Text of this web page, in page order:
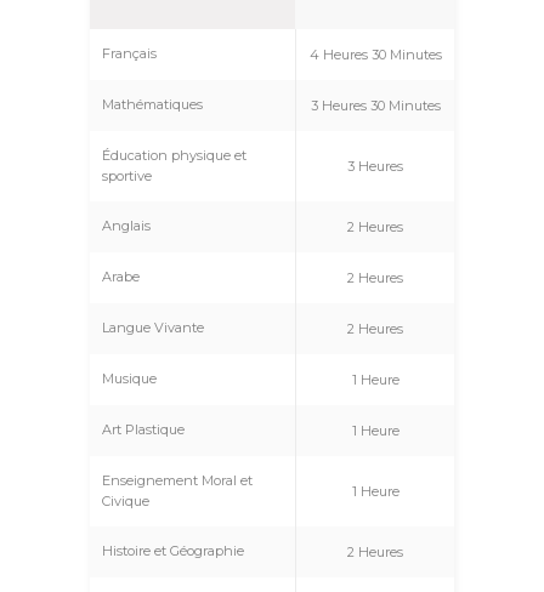
Français 4 Heures 30 Minutes
Mathématiques 3 Heures 30 Minutes
Éducation physique et
sportive
3 Heures
Anglais 2 Heures
Arabe 2 Heures
Langue Vivante 2 Heures
Musique 1 Heure
Art Plastique 1 Heure
Enseignement Moral et
Civique
1 Heure
Histoire et Géographie 2 Heures